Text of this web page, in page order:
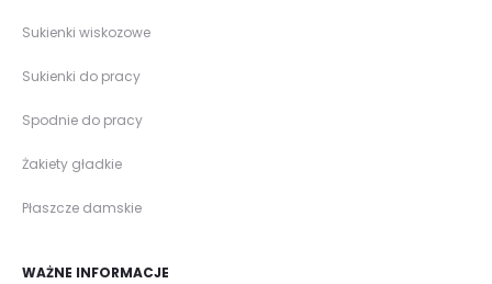
Sukienki wiskozowe
Sukienki do pracy
Spodnie do pracy
Żakiety gładkie
Płaszcze damskie
WAŻNE INFORMACJE